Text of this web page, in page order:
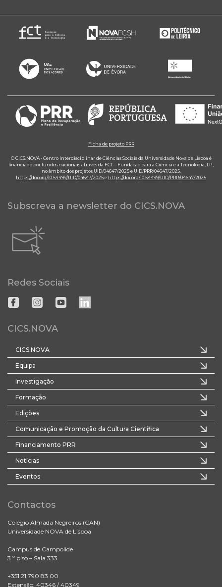
Ficha de projeto PRR
O CICS.NOVA - Centro Interdisciplinar de Ciências Sociais da Universidade Nova de Lisboa é
financiado por fundos nacionais através da FCT – Fundação para a Ciência e a Tecnologia, I.P.,
no âmbito dos projetos UID/04647/2025 e UID/PRR/04647/2025.
https://doi.org/10.54499/UID/04647/2025e https://doi.org/10.54499/UID/PRR/04647/2025
Subscreva a newsletter do CICS.NOVA
Redes Sociais
CICS.NOVA
CICS.NOVA
Equipa
Investigação
Formação
Edições
Comunicação e Promoção da Cultura Científica
Financiamento PRR
Notícias
Eventos
Contactos
Colégio Almada Negreiros (CAN)
Universidade NOVA de Lisboa
Campus de Campolide
3.º piso – Sala 333
+351 21 790 83 00
Extensão: 40346 / 40349